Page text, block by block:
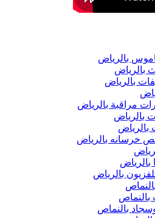
بالرياض
بالرياض
بالرياض
مراقبة بالرياض
بالرياض
خرسانه بالرياض
بالرياض
بالرياض
بالنماص